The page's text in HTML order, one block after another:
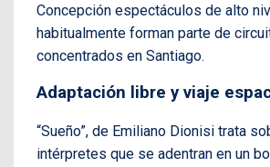
Concepción espectáculos de alto
habitualmente forman parte de
concentrados en Santiago.
Adaptación libre y viaje
“Sueño”, de Emiliano Dionisi trata
intérpretes que se adentran en un